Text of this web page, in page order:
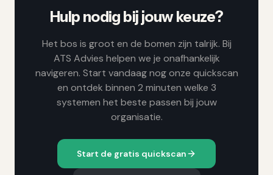
Hulp nodig bij jouw keuze?
Het bos is groot en de bomen zijn talrijk. Bij
ATS Advies helpen we je onafhankelijk
navigeren. Start vandaag nog onze quickscan
en ontdek binnen 2 minuten welke 3
systemen het beste passen bij jouw
organisatie.
Start de gratis quickscan